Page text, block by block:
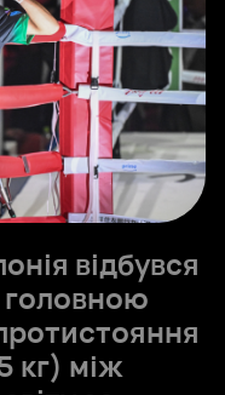
відбувся
головною
кг) між